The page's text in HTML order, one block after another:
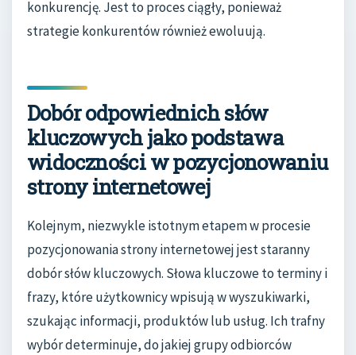
konkurencję. Jest to proces ciągły, ponieważ
strategie konkurentów również ewoluują.
Dobór odpowiednich słów
kluczowych jako podstawa
widoczności w pozycjonowaniu
strony internetowej
Kolejnym, niezwykle istotnym etapem w procesie
pozycjonowania strony internetowej jest staranny
dobór słów kluczowych. Słowa kluczowe to terminy i
frazy, które użytkownicy wpisują w wyszukiwarki,
szukając informacji, produktów lub usług. Ich trafny
wybór determinuje, do jakiej grupy odbiorców